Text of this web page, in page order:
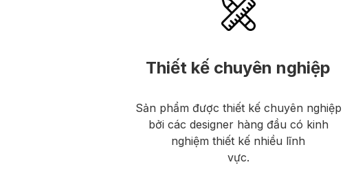
Thiết kế chuyên nghiệp
Sản phẩm được thiết kế chuyên nghiệp
bởi các designer hàng đầu có kinh
nghiệm thiết kế nhiều lĩnh
vực.